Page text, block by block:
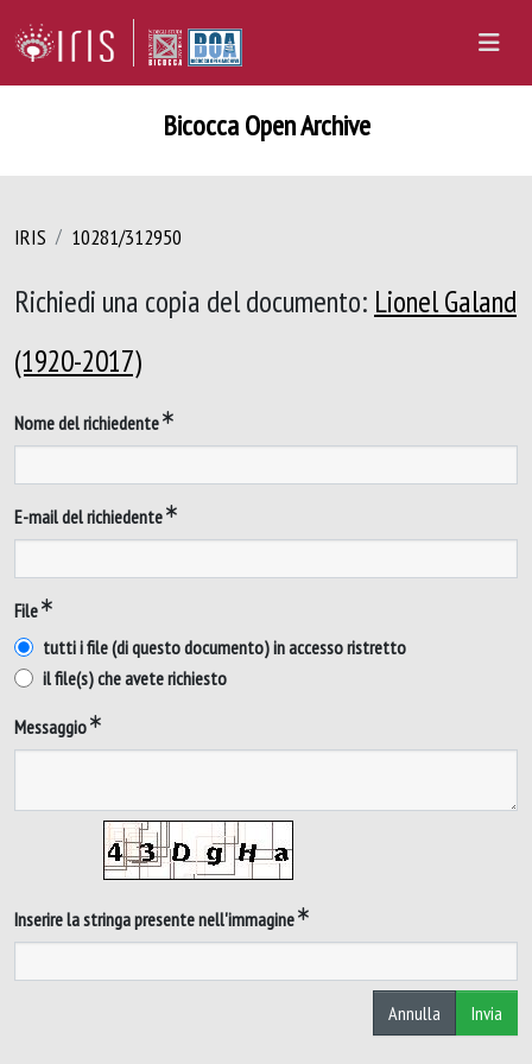
Bicocca Open Archive
IRIS 10281/312950
Richiedi una copia del documento: Lionel Galand
(1920-2017)
Nome del richiedente
E-mail del richiedente
File
tutti i file (di questo documento) in accesso ristretto
il file(s) che avete richiesto
Messaggio
Inserire la stringa presente nell'immagine
Annulla Invia